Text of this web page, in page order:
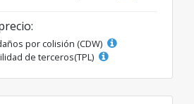
por colisión (CDW)
de terceros(TPL)